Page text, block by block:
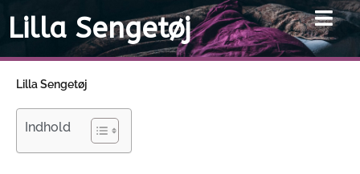
Lilla Sengetøj
Lilla Sengetøj
Indhold